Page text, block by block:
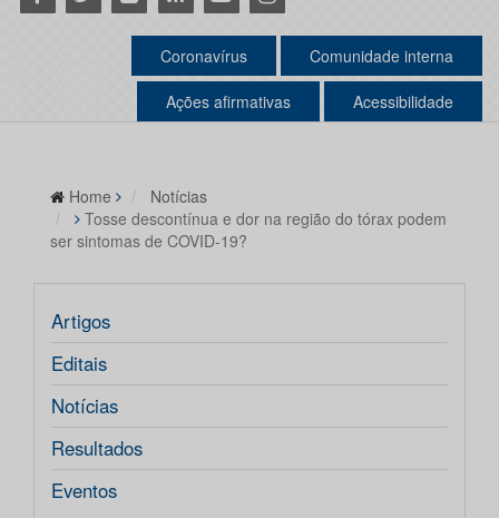
Coronavírus Comunidade interna
Ações afirmativas Acessibilidade
Home
Notícias
Tosse descontínua e dor na região do tórax podem
ser sintomas de COVID-19?
Artigos
Editais
Notícias
Resultados
Eventos